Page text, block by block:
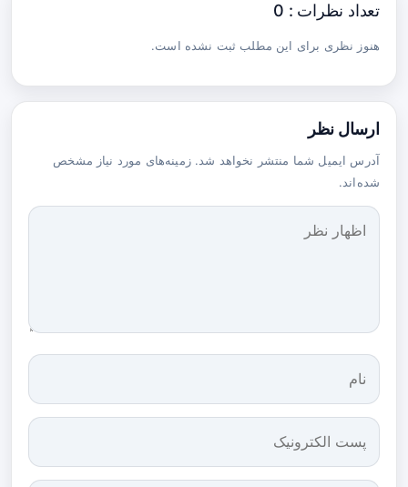
تعداد نظرات : 0
هنوز نظری برای این مطلب ثبت نشده است.
ارسال نظر
آدرس ایمیل شما منتشر نخواهد شد. زمینه‌های مورد نیاز مشخص
شده‌اند.